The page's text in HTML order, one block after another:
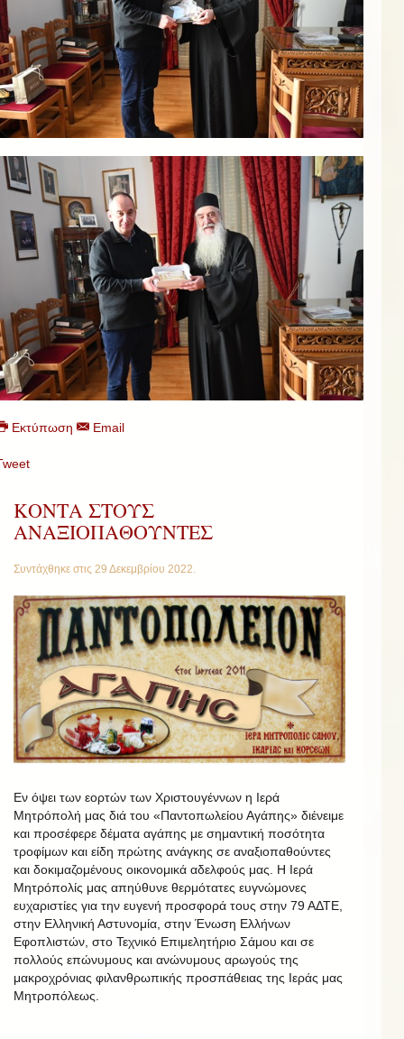
Εκτύπωση Email
ΚΟΝΤΑ ΣΤΟΥΣ
ΑΝΑΞΙΟΠΑΘΟΥΝΤΕΣ
Συντάχθηκε στις 29 Δεκεμβρίου 2022.
Εν όψει των εορτών των Χριστουγέννων η Ιερά
Μητρόπολή μας διά του «Παντοπωλείου Αγάπης» διένειμε
και προσέφερε δέματα αγάπης με σημαντική ποσότητα
τροφίμων και είδη πρώτης ανάγκης σε αναξιοπαθούντες
και δοκιμαζομένους οικονομικά αδελφούς μας. Η Ιερά
Μητρόπολίς μας απηύθυνε θερμότατες ευγνώμονες
ευχαριστίες για την ευγενή προσφορά τους στην 79 ΑΔΤΕ,
στην Ελληνική Αστυνομία, στην Ένωση Ελλήνων
Εφοπλιστών, στο Τεχνικό Επιμελητήριο Σάμου και σε
πολλούς επώνυμους και ανώνυμους αρωγούς της
μακροχρόνιας φιλανθρωπικής προσπάθειας της Ιεράς μας
Μητροπόλεως.